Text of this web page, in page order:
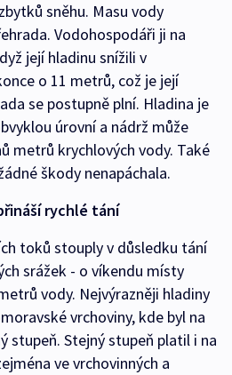
sněhu. Masu vody
Vodohospodáři ji na
její hladinu snížili v
o 11 metrů, což je její
se postupně plní. Hladina je
úrovní a nádrž může
metrů krychlových vody. Také
škody nenapáchala.
rychlé tání
toků stouply v důsledku tání
srážek - o víkendu místy
vody. Nejvýrazněji hladiny
vrchoviny, kde byl na
stupeň. Stejný stupeň platil i na
ve vrchovinných a